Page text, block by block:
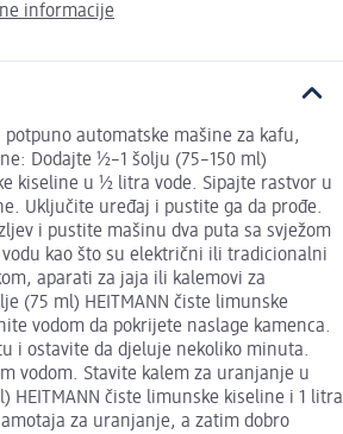
informacije
potpuno automatske mašine za kafu,
Dodajte 1⁄2–1 šolju (75–150 ml)
kiseline u 1⁄2 litra vode. Sipajte rastvor u
Uključite uređaj i pustite ga da prođe.
i pustite mašinu dva puta sa svježom
kao što su električni ili tradicionalni
aparati za jaja ili kalemovi za
(75 ml) HEITMANN čiste limunske
vodom da pokrijete naslage kamenca.
i ostavite da djeluje nekoliko minuta.
vodom. Stavite kalem za uranjanje u
HEITMANN čiste limunske kiseline i 1 litra
za uranjanje, a zatim dobro